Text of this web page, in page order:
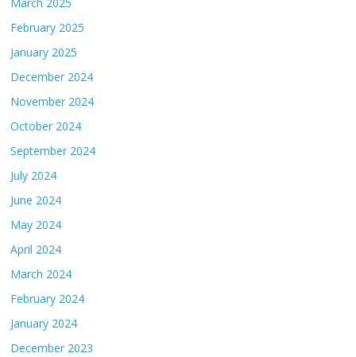
February 2025
January 2025
December 2024
November 2024
October 2024
September 2024
July 2024
June 2024
May 2024
April 2024
March 2024
February 2024
January 2024
December 2023